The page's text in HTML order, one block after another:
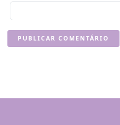
PUBLICAR COMENTÁRIO